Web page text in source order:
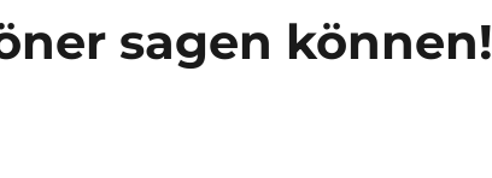
sagen können!